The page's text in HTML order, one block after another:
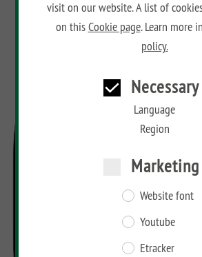
visit on our website. A list of
on thisCookie page. Learn more
policy.
Necessary
Language
Region
Marketing
Website font
Youtube
Etracker
BAMBU